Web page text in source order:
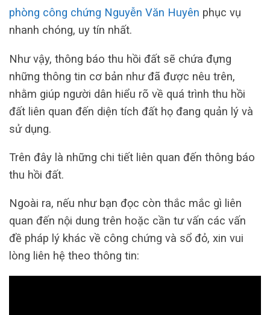
phòng công chứng Nguyễn Văn Huyên phục vụ
nhanh chóng, uy tín nhất.
Như vậy, thông báo thu hồi đất sẽ chứa đựng
những thông tin cơ bản như đã được nêu trên,
nhằm giúp người dân hiểu rõ về quá trình thu hồi
đất liên quan đến diện tích đất họ đang quản lý và
sử dụng.
Trên đây là những chi tiết liên quan đến thông báo
thu hồi đất.
Ngoài ra, nếu như bạn đọc còn thắc mắc gì liên
quan đến nội dung trên hoặc cần tư vấn các vấn
đề pháp lý khác về công chứng và sổ đỏ, xin vui
lòng liên hệ theo thông tin: